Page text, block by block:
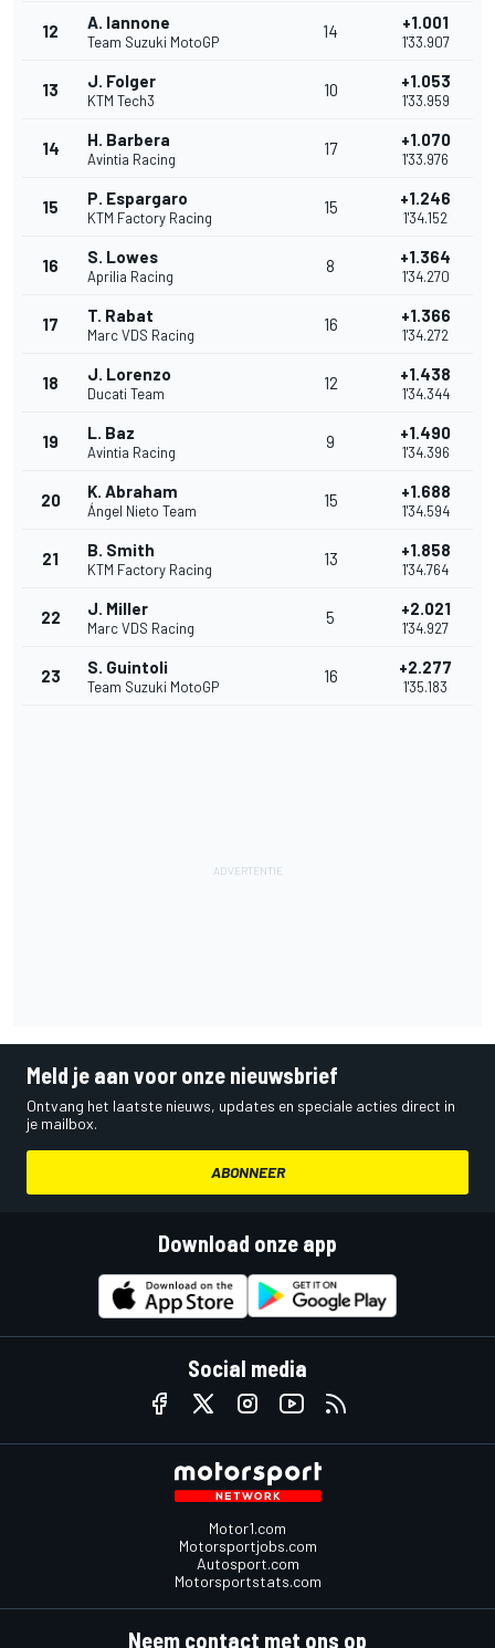
12 A. Iannone
Team Suzuki MotoGP
14 +1.001
1'33.907
13 J. Folger
KTM Tech3
10 +1.053
1'33.959
14 H. Barbera
Avintia Racing
17 +1.070
1'33.976
15 P. Espargaro
KTM Factory Racing
15 +1.246
1'34.152
16 S. Lowes
Aprilia Racing
8 +1.364
1'34.270
17 T. Rabat
Marc VDS Racing
16 +1.366
1'34.272
18 J. Lorenzo
Ducati Team
12 +1.438
1'34.344
19 L. Baz
Avintia Racing
9 +1.490
1'34.396
20 K. Abraham
Ángel Nieto Team
15 +1.688
1'34.594
21 B. Smith
KTM Factory Racing
13 +1.858
1'34.764
22 J. Miller
Marc VDS Racing
5 +2.021
1'34.927
23 S. Guintoli
Team Suzuki MotoGP
16 +2.277
1'35.183
Meld je aan voor onze nieuwsbrief
Ontvang het laatste nieuws, updates en speciale acties direct in
je mailbox.
ABONNEER
Download onze app
Social media
Motor1.com
Motorsportjobs.com
Autosport.com
Motorsportstats.com
Neem contact met ons op